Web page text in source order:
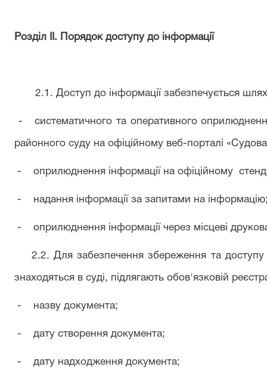
Розділ II. Порядок доступу до інформації
2.1. Доступ до інформації забезпечується
- систематичного та оперативного
районного суду на офіційному веб-порталі
- оприлюднення інформації на офіційному
- надання інформації за запитами на інформацію
- оприлюднення інформації через місцеві
2.2. Для забезпечення збереження та доступу
знаходяться в суді, підлягають обов'язковій
- назву документа;
- дату створення документа;
- дату надходження документа;